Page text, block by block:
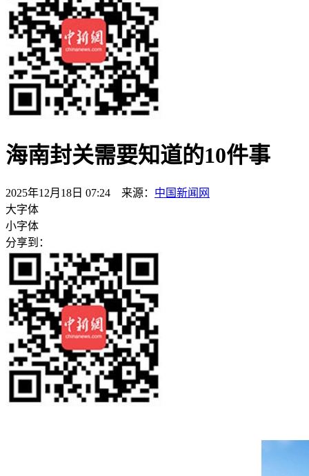
海南封关需要知道的10件事
2025年12月18日 07:24 来源： 中国新闻网
大字体
小字体
分享到：